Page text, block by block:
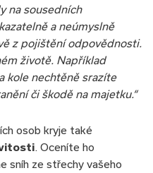
na sousedních
a neúmyslně
z pojištění odpovědnosti.
životě. Například
kole nechtěně srazíte
či škodě na majetku.“
osob kryje také
. Oceníte ho
sníh ze střechy vašeho